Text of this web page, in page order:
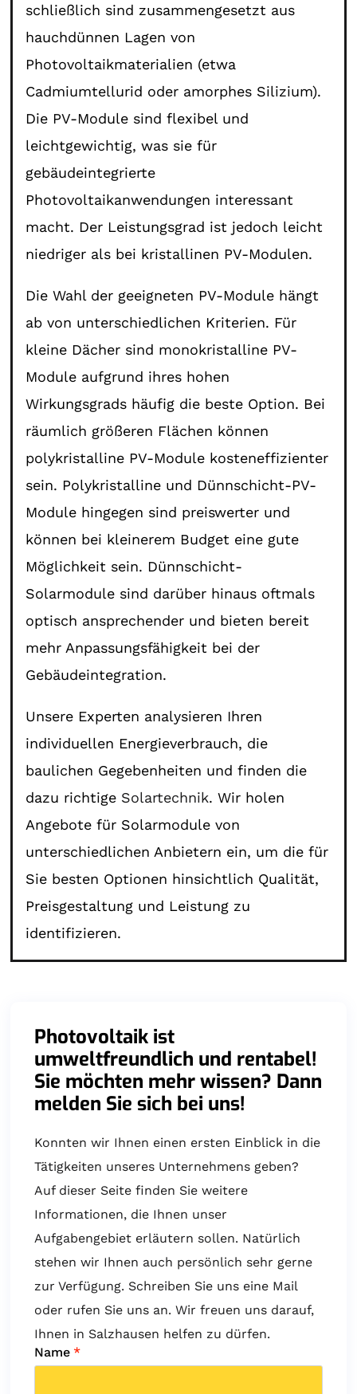
schließlich sind zusammengesetzt aus
hauchdünnen Lagen von
Photovoltaikmaterialien (etwa
Cadmiumtellurid oder amorphes Silizium).
Die PV-Module sind flexibel und
leichtgewichtig, was sie für
gebäudeintegrierte
Photovoltaikanwendungen interessant
macht. Der Leistungsgrad ist jedoch leicht
niedriger als bei kristallinen PV-Modulen.
Die Wahl der geeigneten PV-Module hängt
ab von unterschiedlichen Kriterien. Für
kleine Dächer sind monokristalline PV-
Module aufgrund ihres hohen
Wirkungsgrads häufig die beste Option. Bei
räumlich größeren Flächen können
polykristalline PV-Module kosteneffizienter
sein. Polykristalline und Dünnschicht-PV-
Module hingegen sind preiswerter und
können bei kleinerem Budget eine gute
Möglichkeit sein. Dünnschicht-
Solarmodule sind darüber hinaus oftmals
optisch ansprechender und bieten bereit
mehr Anpassungsfähigkeit bei der
Gebäudeintegration.
Unsere Experten analysieren Ihren
individuellen Energieverbrauch, die
baulichen Gegebenheiten und finden die
dazu richtige Solartechnik. Wir holen
Angebote für Solarmodule von
unterschiedlichen Anbietern ein, um die für
Sie besten Optionen hinsichtlich Qualität,
Preisgestaltung und Leistung zu
identifizieren.
Photovoltaik ist
umweltfreundlich und rentabel!
Sie möchten mehr wissen? Dann
melden Sie sich bei uns!
Konnten wir Ihnen einen ersten Einblick in die
Tätigkeiten unseres Unternehmens geben?
Auf dieser Seite finden Sie weitere
Informationen, die Ihnen unser
Aufgabengebiet erläutern sollen. Natürlich
stehen wir Ihnen auch persönlich sehr gerne
zur Verfügung. Schreiben Sie uns eine Mail
oder rufen Sie uns an. Wir freuen uns darauf,
Ihnen in Salzhausen helfen zu dürfen.
Name *